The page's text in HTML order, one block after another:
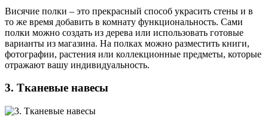
Висячие полки – это прекрасный способ украсить стены и в
то же время добавить в комнату функциональность. Сами
полки можно создать из дерева или использовать готовые
варианты из магазина. На полках можно разместить книги,
фотографии, растения или коллекционные предметы, которые
отражают вашу индивидуальность.
3. Тканевые навесы